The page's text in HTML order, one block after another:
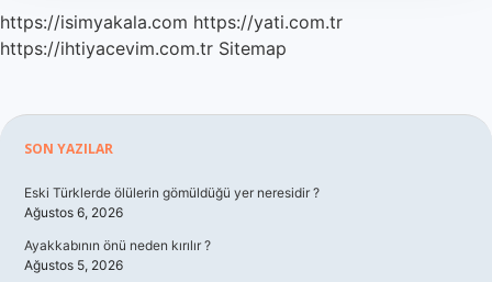
https://isimyakala.com https://yati.com.tr
https://ihtiyacevim.com.tr Sitemap
Sidebar
SON YAZILAR
Eski Türklerde ölülerin gömüldüğü yer neresidir ?
Ağustos 6, 2026
Ayakkabının önü neden kırılır ?
Ağustos 5, 2026